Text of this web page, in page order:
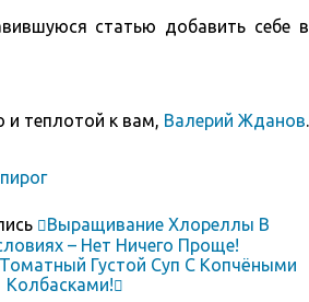
статью добавить себе в
теплотой к вам, Валерий Жданов.
пирог
Выращивание Хлореллы В
– Нет Ничего Проще!
Томатный Густой Суп С Копчёными
Колбасками!